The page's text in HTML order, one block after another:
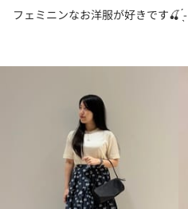
フェミニンなお洋服が好きです🍒 ̖́-